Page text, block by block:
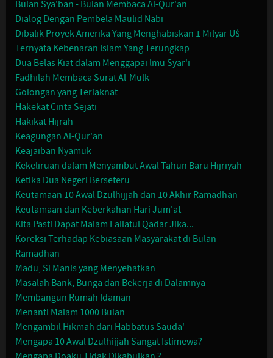
Bulan Sya'ban - Bulan Membaca Al-Qur'an
Dialog Dengan Pembela Maulid Nabi
Dibalik Proyek Amerika Yang Menghabiskan 1 Milyar U$
Ternyata Kebenaran Islam Yang Terungkap
Dua Belas Kiat dalam Menggapai lmu Syar'i
Fadhilah Membaca Surat Al-Mulk
Golongan yang Terlaknat
Hakekat Cinta Sejati
Hakikat Hijrah
Keagungan Al-Qur'an
Keajaiban Nyamuk
Kekeliruan dalam Menyambut Awal Tahun Baru Hijriyah
Ketika Dua Negeri Berseteru
Keutamaan 10 Awal Dzulhijjah dan 10 Akhir Ramadhan
Keutamaan dan Keberkahan Hari Jum'at
Kita Pasti Dapat Malam Lailatul Qadar Jika...
Koreksi Terhadap Kebiasaan Masyarakat di Bulan
Ramadhan
Madu, Si Manis yang Menyehatkan
Masalah Bank, Bunga dan Bekerja di Dalamnya
Membangun Rumah Idaman
Menanti Malam 1000 Bulan
Mengambil Hikmah dari Habbatus Sauda'
Mengapa 10 Awal Dzulhijjah Sangat Istimewa?